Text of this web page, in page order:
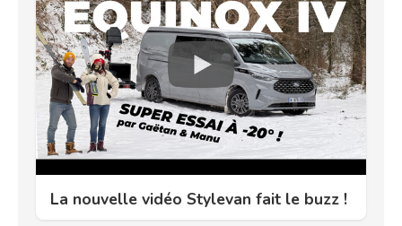
La nouvelle vidéo Stylevan fait le buzz !